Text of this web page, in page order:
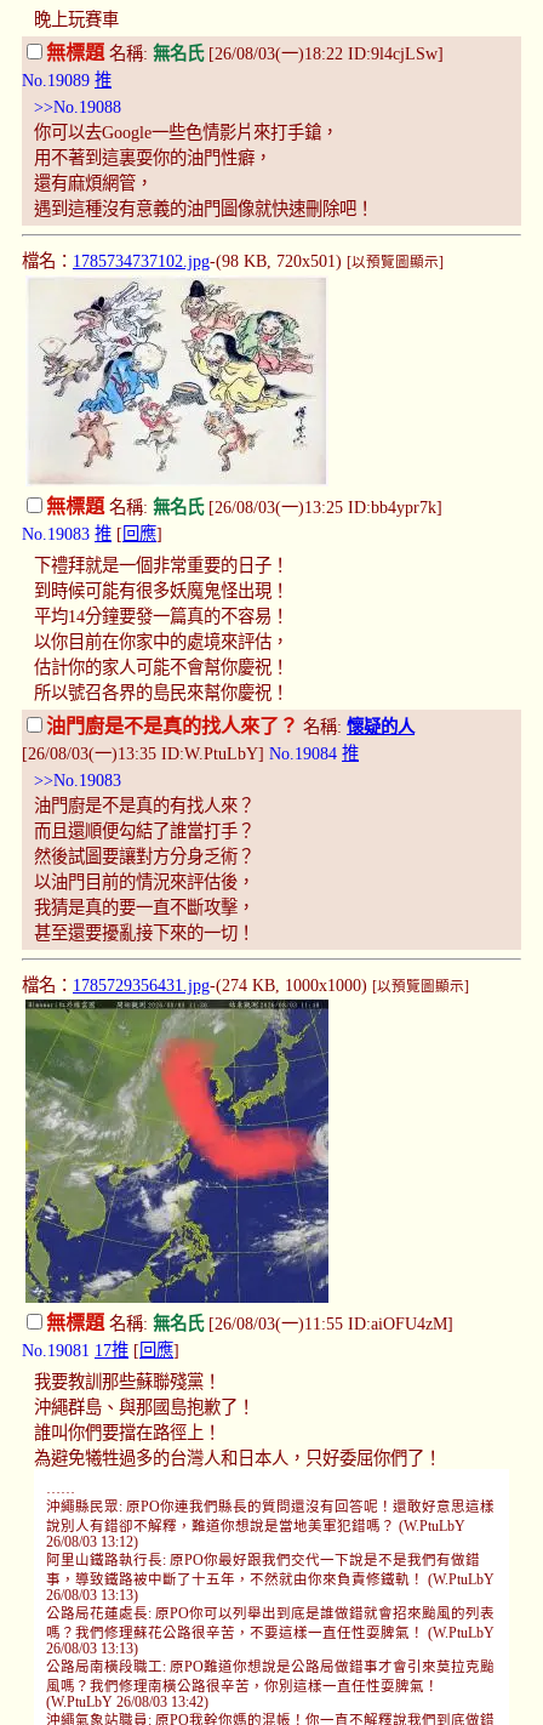
晚上玩賽車
無標題 名稱: 無名氏[26/08/03(一)18:22 ID:9l4cjLSw]
No.19089 推
>>No.19088
你可以去Google一些色情影片來打手鎗，
用不著到這裏耍你的油門性癖，
還有麻煩網管，
遇到這種沒有意義的油門圖像就快速刪除吧！
檔名： 1785734737102.jpg-(98 KB, 720x501) [以預覽圖顯示]
無標題名稱: 無名氏[26/08/03(一)13:25 ID:bb4ypr7k]
No.19083 推 [ 回應]
下禮拜就是一個非常重要的日子！
到時候可能有很多妖魔鬼怪出現！
平均14分鐘要發一篇真的不容易！
以你目前在你家中的處境來評估，
估計你的家人可能不會幫你慶祝！
所以號召各界的島民來幫你慶祝！
油門廚是不是真的找人來了？ 名稱: 懷疑的人
[26/08/03(一)13:35 ID:W.PtuLbY] No.19084 推
>>No.19083
油門廚是不是真的有找人來？
而且還順便勾結了誰當打手？
然後試圖要讓對方分身乏術？
以油門目前的情況來評估後，
我猜是真的要一直不斷攻擊，
甚至還要擾亂接下來的一切！
檔名： 1785729356431.jpg-(274 KB, 1000x1000) [以預覽圖顯示]
無標題名稱: 無名氏[26/08/03(一)11:55 ID:aiOFU4zM]
No.19081 17推 [ 回應]
我要教訓那些蘇聯殘黨！
沖繩群島、與那國島抱歉了！
誰叫你們要擋在路徑上！
為避免犧牲過多的台灣人和日本人，只好委屈你們了！
沖繩縣民眾: 原PO你連我們縣長的質問還沒有回答呢！還敢好意思這樣
說別人有錯卻不解釋，難道你想說是當地美軍犯錯嗎？ (W.PtuLbY
26/08/03 13:12)
阿里山鐵路執行長: 原PO你最好跟我們交代一下說是不是我們有做錯
事，導致鐵路被中斷了十五年，不然就由你來負責修鐵軌！ (W.PtuLbY
26/08/03 13:13)
公路局花蓮處長: 原PO你可以列舉出到底是誰做錯就會招來颱風的列表
嗎？我們修理蘇花公路很辛苦，不要這樣一直任性耍脾氣！ (W.PtuLbY
26/08/03 13:13)
公路局南橫段職工: 原PO難道你想說是公路局做錯事才會引來莫拉克颱
風嗎？我們修理南橫公路很辛苦，你別這樣一直任性耍脾氣！
(W.PtuLbY 26/08/03 13:42)
沖繩氣象站職員: 原PO我幹你媽的混帳！你一直不解釋說我們到底做錯